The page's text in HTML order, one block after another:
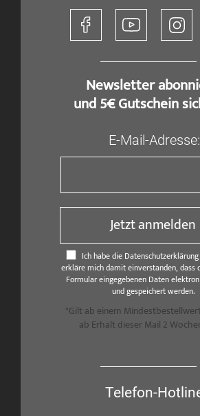
Newsletter
und 5€ Gutschein
E-Mail-Adresse:
Jetzt anmelden
Ich habe die
erkläre mich damit einverstanden, dass
Formular eingegebenen Daten
und gespeichert werden.
*Gilt ab einem
ab Erhalt dieser Mail 2
Telefon-